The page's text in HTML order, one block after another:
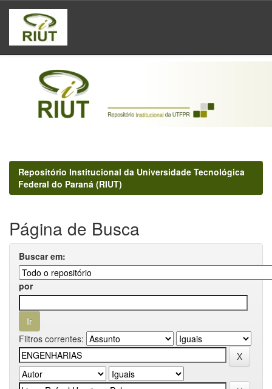
Skip
navigation
Repositório Institucional da Universidade Tecnológica
Federal do Paraná (RIUT)
Página de Busca
Buscar em:
por
Filtros correntes: